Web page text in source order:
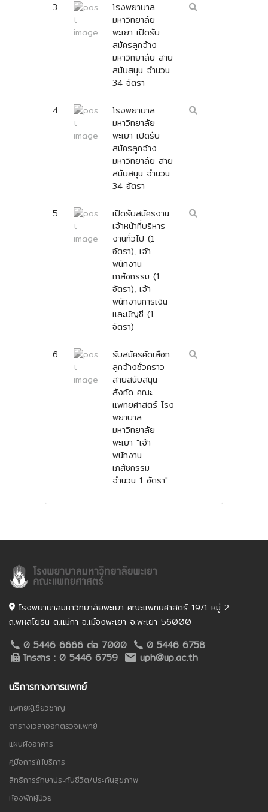
3
โรงพยาบาล
มหาวิทยาลัย
พะเยา เปิดรับ
สมัครลูกจ้าง
มหาวิทยาลัย สาย
สนับสนุน จำนวน
34 อัตรา
4
โรงพยาบาล
มหาวิทยาลัย
พะเยา เปิดรับ
สมัครลูกจ้าง
มหาวิทยาลัย สาย
สนับสนุน จำนวน
34 อัตรา
5
เปิดรับสมัครงาน
เจ้าหน้าที่บริหาร
งานทั่วไป (1
อัตรา), เจ้า
พนักงาน
เภสัชกรรม (1
อัตรา), เจ้า
พนักงานการเงิน
และบัญชี (1
อัตรา)
6
รับสมัครคัดเลือก
ลูกจ้างชั่วคราว
สายสนับสนุน
สังกัด คณะ
แพทยศาสตร์ โรง
พยาบาล
มหาวิทยาลัย
พะเยา "เจ้า
พนักงาน
เภสัชกรรม -
จำนวน 1 อัตรา"
โรงพยาบาลมหาวิทยาลัยพะเยา คณะแพทยศาสตร์ 19/1 หมู่ 2
ถ.พหลโยธิน ต.แม่กา อ.เมืองพะเยา จ.พะเยา 56000
0 5446 6666 ต่อ 7000
0 5446 6758
โทรสาร : 0 5446 6759
uph@up.ac.th
บริการทางการแพทย์
แพทย์ผู้เชี่ยวชาญ
ตารางเวลาออกตรวจแพทย์
แผนผังอาคาร
คู่มือการให้บริการ
สิทธิการรักษาประกันชีวิต/ประกันสุขภาพ
ห้องพักผู้ป่วย